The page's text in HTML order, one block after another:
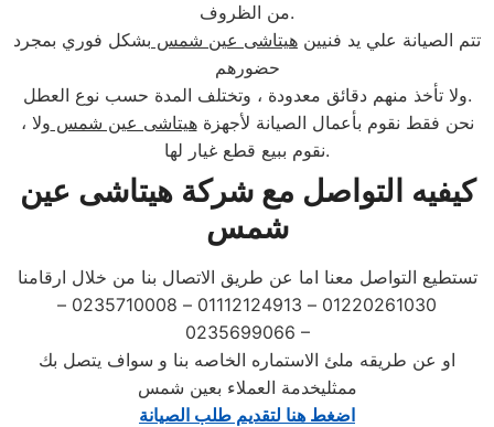
من الظروف.
تتم الصيانة علي يد فنيين هيتاشى عين شمس بشكل فوري بمجرد
حضورهم
ولا تأخذ منهم دقائق معدودة ، وتختلف المدة حسب نوع العطل.
، نحن فقط نقوم بأعمال الصيانة لأجهزةهيتاشى عين شمس ولا
نقوم ببيع قطع غيار لها.
كيفيه التواصل مع شركة هيتاشى عين
شمس
تستطيع التواصل معنا اما عن طريق الاتصال بنا من خلال ارقامنا
01220261030 – 01112124913 – 0235710008 –
0235699066 –
او عن طريقه ملئ الاستماره الخاصه بنا و سواف يتصل بك
ممثليخدمة العملاء بعين شمس
اضغط هنا لتقديم طلب الصيانة